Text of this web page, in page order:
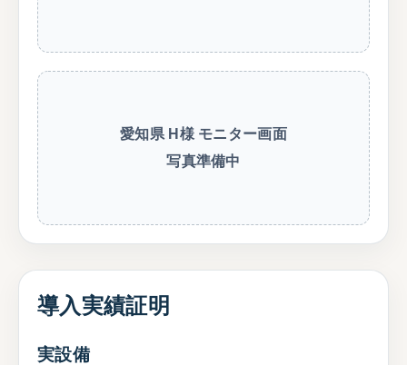
愛知県 H様 モニター画面
写真準備中
導入実績証明
実設備